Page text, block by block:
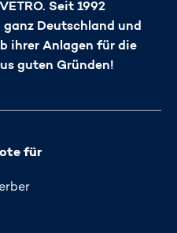
Seit 1992
Deutschland und
ihrer Anlagen für die
guten Gründen!
für